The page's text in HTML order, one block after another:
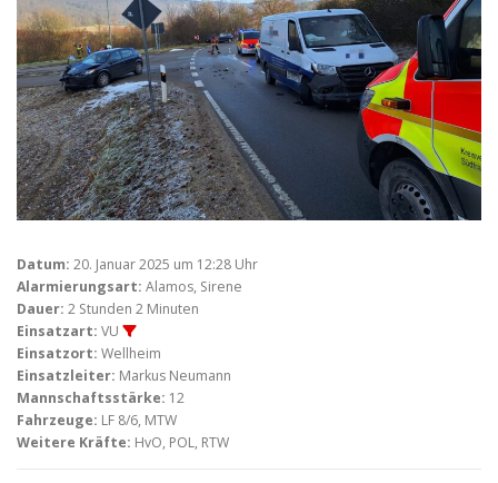
Datum: 20. Januar 2025 um 12:28 Uhr
Alarmierungsart: Alamos, Sirene
Dauer: 2 Stunden 2 Minuten
Einsatzart: VU
Einsatzort: Wellheim
Einsatzleiter: Markus Neumann
Mannschaftsstärke: 12
Fahrzeuge: LF 8/6, MTW
Weitere Kräfte: HvO, POL, RTW